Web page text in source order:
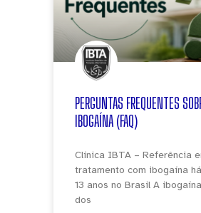
PERGUNTAS FREQUENTES
IBOGAÍNA (FAQ)
Clínica IBTA – Referência
tratamento com ibogaína
13 anos no Brasil A
dos